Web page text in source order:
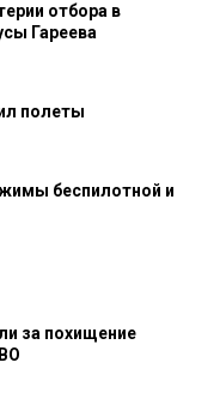
отбора в
Гареева
полеты
беспилотной и
за похищение